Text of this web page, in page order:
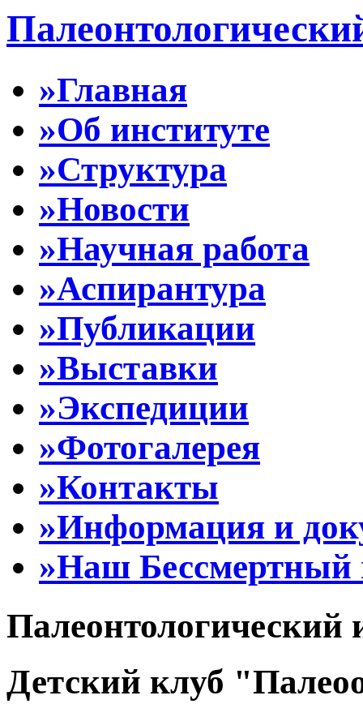
»Главная
»Об институте
»Структура
»Новости
»Научная работа
»Аспирантура
»Публикации
»Выставки
»Экспедиции
»Фотогалерея
»Контакты
»Информация и
»Наш Бессмертный
Палеонтологический
Детский клуб